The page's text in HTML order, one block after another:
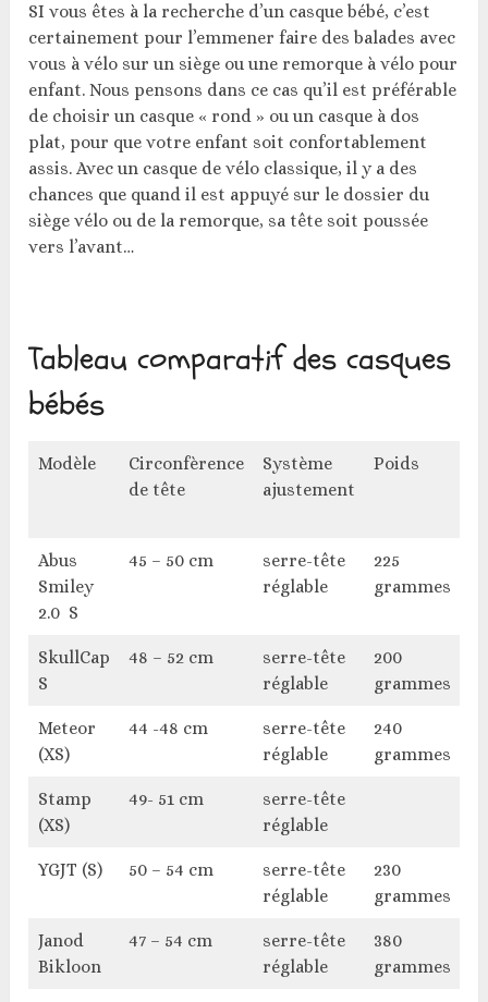
SI vous êtes à la recherche d’un casque bébé, c’est
certainement pour l’emmener faire des balades avec
vous à vélo sur un siège ou une remorque à vélo pour
enfant. Nous pensons dans ce cas qu’il est préférable
de choisir un casque « rond » ou un casque à dos
plat, pour que votre enfant soit confortablement
assis. Avec un casque de vélo classique, il y a des
chances que quand il est appuyé sur le dossier du
siège vélo ou de la remorque, sa tête soit poussée
vers l’avant…
Tableau comparatif des casques
bébés
Modèle
Circonfèrence
de tête
Système
ajustement
Poids
Abus
Smiley
2.0 S
45 – 50 cm
serre-tête
réglable
225
grammes
SkullCap
S
48 – 52 cm
serre-tête
réglable
200
grammes
Meteor
(XS)
44 -48 cm
serre-tête
réglable
240
grammes
Stamp
(XS)
49- 51 cm
serre-tête
réglable
YGJT (S) 50 – 54 cm
serre-tête
réglable
230
grammes
Janod
Bikloon
47 – 54 cm
serre-tête
réglable
380
grammes